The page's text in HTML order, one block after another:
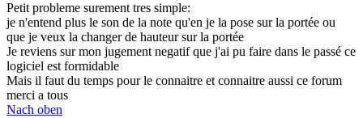
Petit probleme surement tres simple:
je n'entend plus le son de la note qu'en je la pose sur la portée ou
que je veux la changer de hauteur sur la portée
Je reviens sur mon jugement negatif que j'ai pu faire dans le passé ce
logiciel est formidable
Mais il faut du temps pour le connaitre et connaitre aussi ce forum
merci a tous
Nach oben